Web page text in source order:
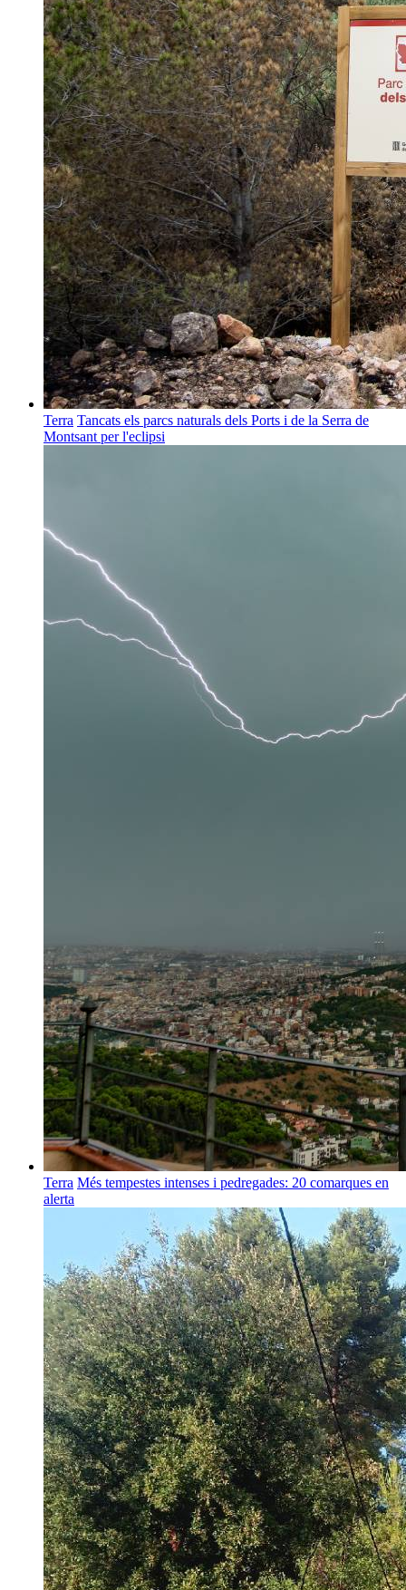
Terra Tancats els parcs naturals dels Ports i de la Serra de
Montsant per l'eclipsi
Terra Més tempestes intenses i pedregades: 20 comarques en
alerta